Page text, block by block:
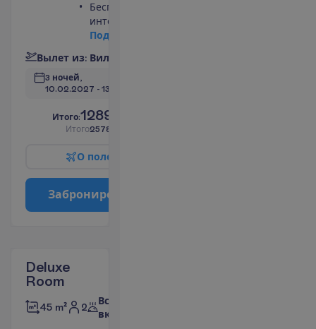
Беспроводной
интернет
Под
Вылет из: Вил
3 ночей,
10.02.2027 - 13.02.2027
Итого:1289.00
Итого2578.00
О поле
Заброниро
Deluxe
Room
45 m² 2
Все
включено